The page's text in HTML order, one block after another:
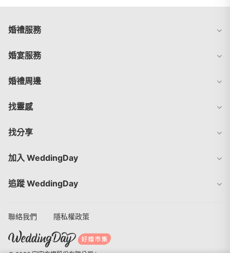
婚禮服務
婚宴服務
婚禮周邊
找靈感
找分享
加入 WeddingDay
追蹤 WeddingDay
聯絡我們 隱私權政策